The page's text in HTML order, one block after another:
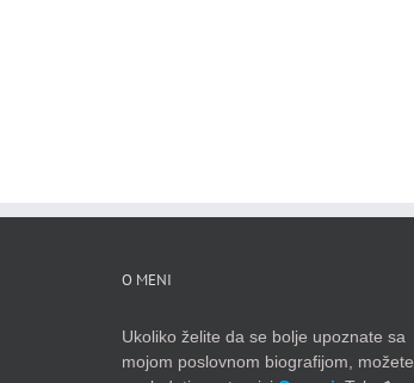
O MENI
Ukoliko želite da se bolje upoznate sa
mojom poslovnom biografijom, možete